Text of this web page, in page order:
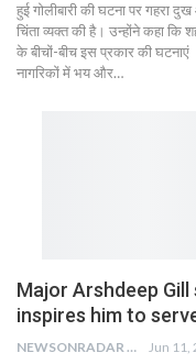
हुई गोलीबारी की घटना पर गहरा
चिंता व्यक्त की है। उन्होंने कहा कि
के बीचों-बीच इस प्रकार की घटनाएं
नागरिकों में भय और…
Major Arshdeep
inspires him to
NEWSONRADAR BUREAU Jun 11,